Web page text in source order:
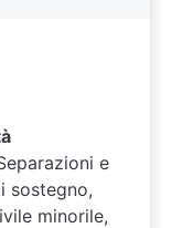
e
sostegno,
minorile,